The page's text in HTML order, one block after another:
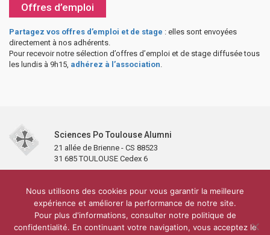
Offres d’emploi
Partagez vos offres d’emploi et de stage : elles sont envoyées
directement à nos adhérents.
Pour recevoir notre sélection d’offres d’emploi et de stage diffusée tous
les lundis à 9h15, adhérez à l’association
Sciences Po Toulouse Alumni
21 allée de Brienne - CS 88523
31 685 TOULOUSE Cedex 6
Partenaires et soutiens
Lettre d’information
Réseaux sociaux
Sciences Po Toulouse
Carré Alumni de la bibliothèque de Sciences Po Toulouse
10 000 diplômés
Réseau ScPo
Mentions légales Politique de confidentialité
Plan du site
Nous utilisons des cookies pour vous garantir la meilleure
expérience et améliorer la performance de notre site.
Pour plus d'informations, consulter notre politique de
confidentialité. En continuant votre navigation, vous acceptez le